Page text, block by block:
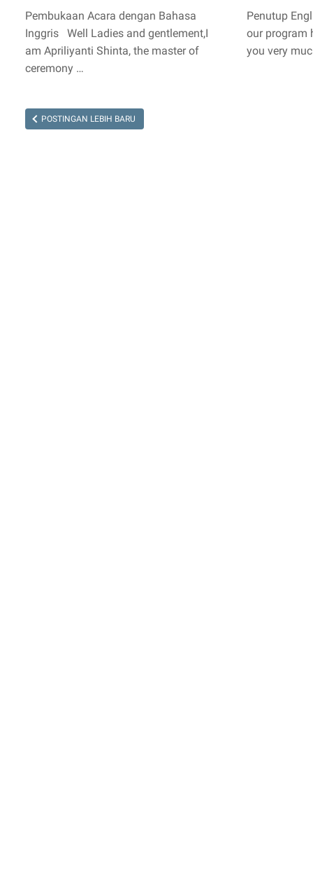
Pembukaan Acara dengan Bahasa
Inggris Well Ladies and gentlement,I
am Apriliyanti Shinta, the master of
ceremony …
Penutup
our program
you very
POSTINGAN LEBIH BARU